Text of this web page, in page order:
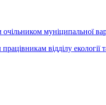
муніципальної
відділу